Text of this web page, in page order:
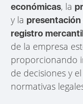
económicas, la
y lapresentación
registro
de la empresa
proporcionando
de decisiones y
normativas